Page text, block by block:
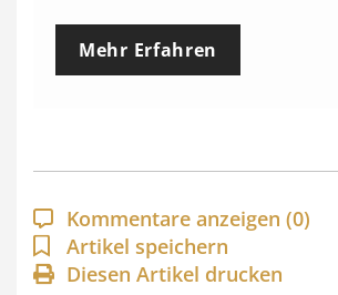
e
p
a
n
n
Mehr Erfahren
Kommentare anzeigen (0)
Artikel speichern
Diesen Artikel drucken